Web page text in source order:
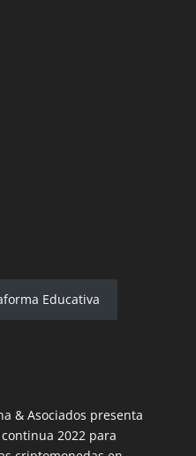
Educativa
& Asociados presenta
2022 para